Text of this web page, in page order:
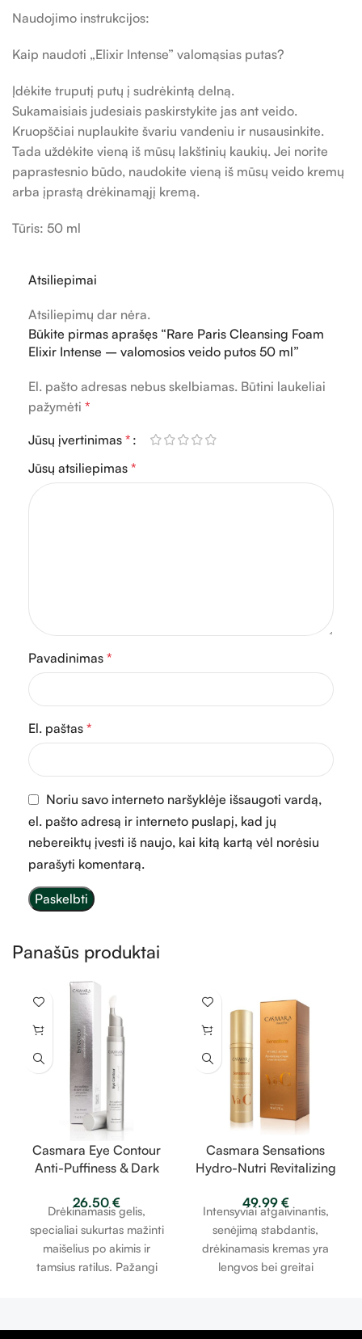
Naudojimo instrukcijos:
Kaip naudoti „Elixir Intense” valomąsias putas?
Įdėkite truputį putų į sudrėkintą delną.
Sukamaisiais judesiais paskirstykite jas ant veido.
Kruopščiai nuplaukite švariu vandeniu ir nusausinkite.
Tada uždėkite vieną iš mūsų lakštinių kaukių. Jei norite
paprastesnio būdo, naudokite vieną iš mūsų veido kremų
arba įprastą drėkinamąjį kremą.
Tūris: 50 ml
Atsiliepimai
Atsiliepimų dar nėra.
Būkite pirmas aprašęs “Rare Paris Cleansing Foam
Elixir Intense – valomosios veido putos 50 ml”
El. pašto adresas nebus skelbiamas. Būtini laukeliai
pažymėti *
Jūsų įvertinimas *
Jūsų atsiliepimas *
Pavadinimas *
El. paštas *
Noriu savo interneto naršyklėje išsaugoti vardą,
el. pašto adresą ir interneto puslapį, kad jų
nebereiktų įvesti iš naujo, kai kitą kartą vėl norėsiu
parašyti komentarą.
Panašūs produktai
Casmara Eye Contour
Anti-Puffiness & Dark
zonai nuo paburkimo ir
tamsių ratilų 15 ml
26.50 €
Drėkinamasis gelis,
specialiai sukurtas mažinti
maišelius po akimis ir
tamsius ratilus. Pažangi
Casmara Sensations
Hydro-Nutri Revitalizing
maitinantis kremas 50
ml
49.99 €
Intensyviai atgaivinantis,
senėjimą stabdantis,
drėkinamasis kremas yra
lengvos bei greitai